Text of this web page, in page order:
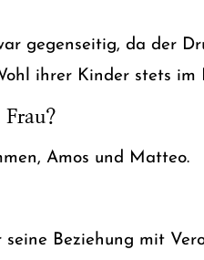
gegenseitig, da der
ihrer Kinder stets im
Amos und Matteo.
Beziehung mit